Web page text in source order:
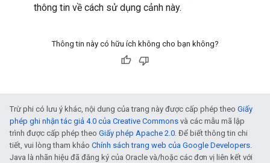
thông tin về cách sử dụng cảnh này.
Thông tin này có hữu ích không cho bạn không?
Trừ phi có lưu ý khác, nội dung của trang này được cấp phép theo Giấy
phép ghi nhận tác giả 4.0 của Creative Commons và các mẫu mã lập
trình được cấp phép theo Giấy phép Apache 2.0. Để biết thông tin chi
tiết, vui lòng tham khảo Chính sách trang web của Google Developers.
Java là nhãn hiệu đã đăng ký của Oracle và/hoặc các đơn vị liên kết với